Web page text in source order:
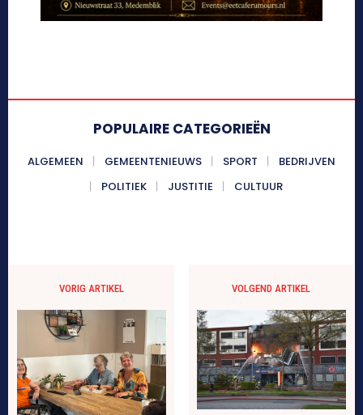
POPULAIRE CATEGORIEËN
ALGEMEEN GEMEENTENIEUWS SPORT
BEDRIJVEN
POLITIEK
JUSTITIE CULTUUR
VORIG ARTIKEL VOLGEND ARTIKEL